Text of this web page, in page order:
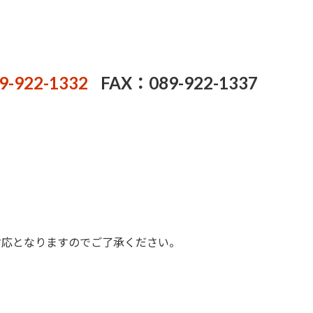
922-1332 FAX：089-922-1337
となりますのでご了承ください。